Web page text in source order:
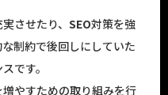
させたり、 SEO対策を強
制約で後回しにしていた
です。
やすための取り組みを行